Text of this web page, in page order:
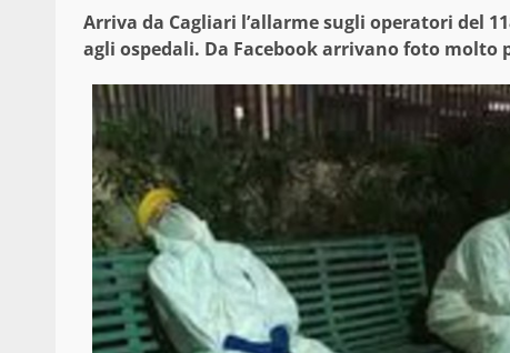
Arriva da Cagliari l’allarme sugli operatori del
agli ospedali. Da Facebook arrivano foto